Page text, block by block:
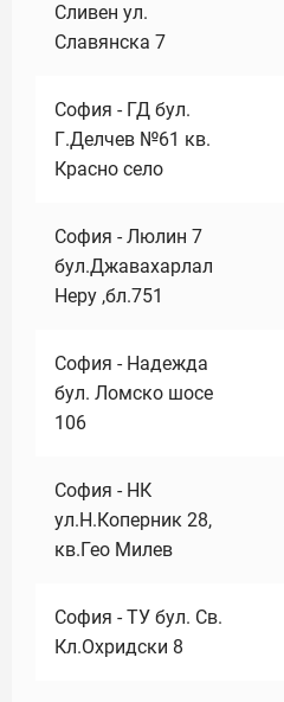
Сливен ул.
Славянска 7
София - ГД бул.
Г.Делчев №61 кв.
Красно село
София - Люлин 7
бул.Джавахарлал
Неру ,бл.751
София - Надежда
бул. Ломско шосе
106
София - НК
ул.Н.Коперник 28,
кв.Гео Милев
София - ТУ бул. Св.
Кл.Охридски 8